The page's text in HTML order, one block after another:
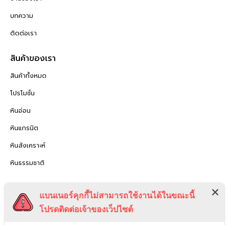
บทความ
ติดต่อเรา
สินค้าของเรา
สินค้าทั้งหมด
โปรโมชั่น
หินอ่อน
หินแกรนิต
หินสังเคราะห์
หินธรรมชาติ
นโยบายความเป็นส่วนตัว
แบนเนอร์คุกกี้ไม่สามารถใช้งานได้ในขณะนี้
โปรดติดต่อเจ้าของเว็ปไซต์